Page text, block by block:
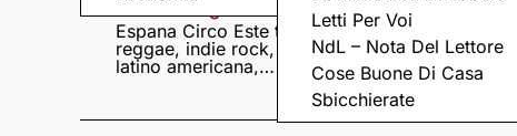
Letti Per Voi
NdL – Nota Del Lettore
Cose Buone Di Casa
Sbicchierate
Espana Circo Este tra
reggae, indie rock,
latino americana,
Domenica 9 Agosto
Hernandez &
Sampedro presentano
il nuovo album
Lumina